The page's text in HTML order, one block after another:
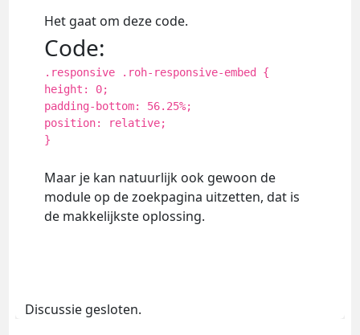
Het gaat om deze code.
Code:
.responsive .roh-responsive-embed {
height: 0;
padding-bottom: 56.25%;
position: relative;
}
Maar je kan natuurlijk ook gewoon de
module op de zoekpagina uitzetten, dat is
de makkelijkste oplossing.
Discussie gesloten.